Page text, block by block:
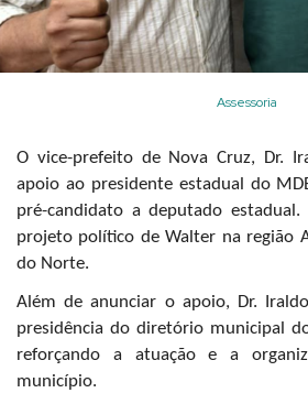
Assessoria
O vice-prefeito de Nova Cruz, Dr.
apoio ao presidente estadual do
pré-candidato a deputado
projeto político de Walter na região
do Norte.
Além de anunciar o apoio, Dr.
presidência do diretório municipal
reforçando a atuação e a
município.